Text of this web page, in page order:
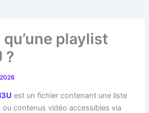
qu’une playlist
?
est un fichier contenant une liste
ou contenus vidéo accessibles via